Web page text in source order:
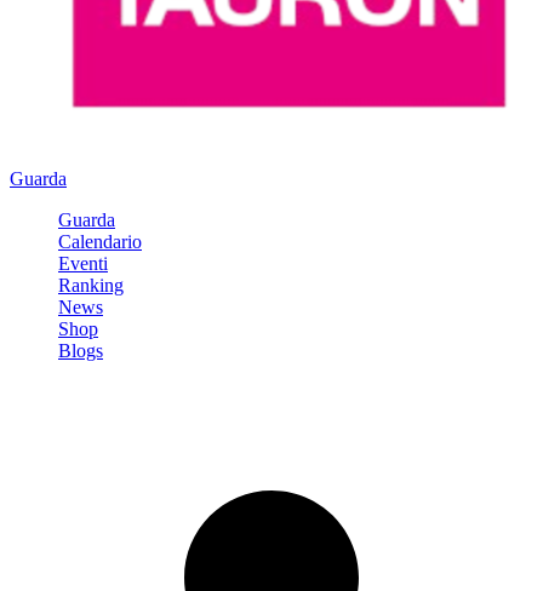
Guarda
Guarda
Calendario
Eventi
Ranking
News
Shop
Blogs